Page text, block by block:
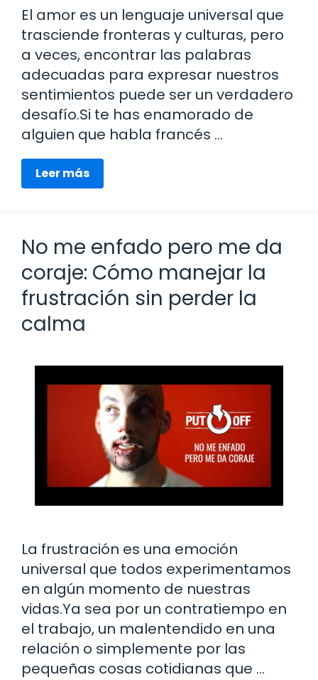
El amor es un lenguaje universal que
trasciende fronteras y culturas, pero
a veces, encontrar las palabras
adecuadas para expresar nuestros
sentimientos puede ser un verdadero
desafío.Si te has enamorado de
alguien que habla francés …
Leer más
No me enfado pero me da
coraje: Cómo manejar la
frustración sin perder la
calma
La frustración es una emoción
universal que todos experimentamos
en algún momento de nuestras
vidas.Ya sea por un contratiempo en
el trabajo, un malentendido en una
relación o simplemente por las
pequeñas cosas cotidianas que …